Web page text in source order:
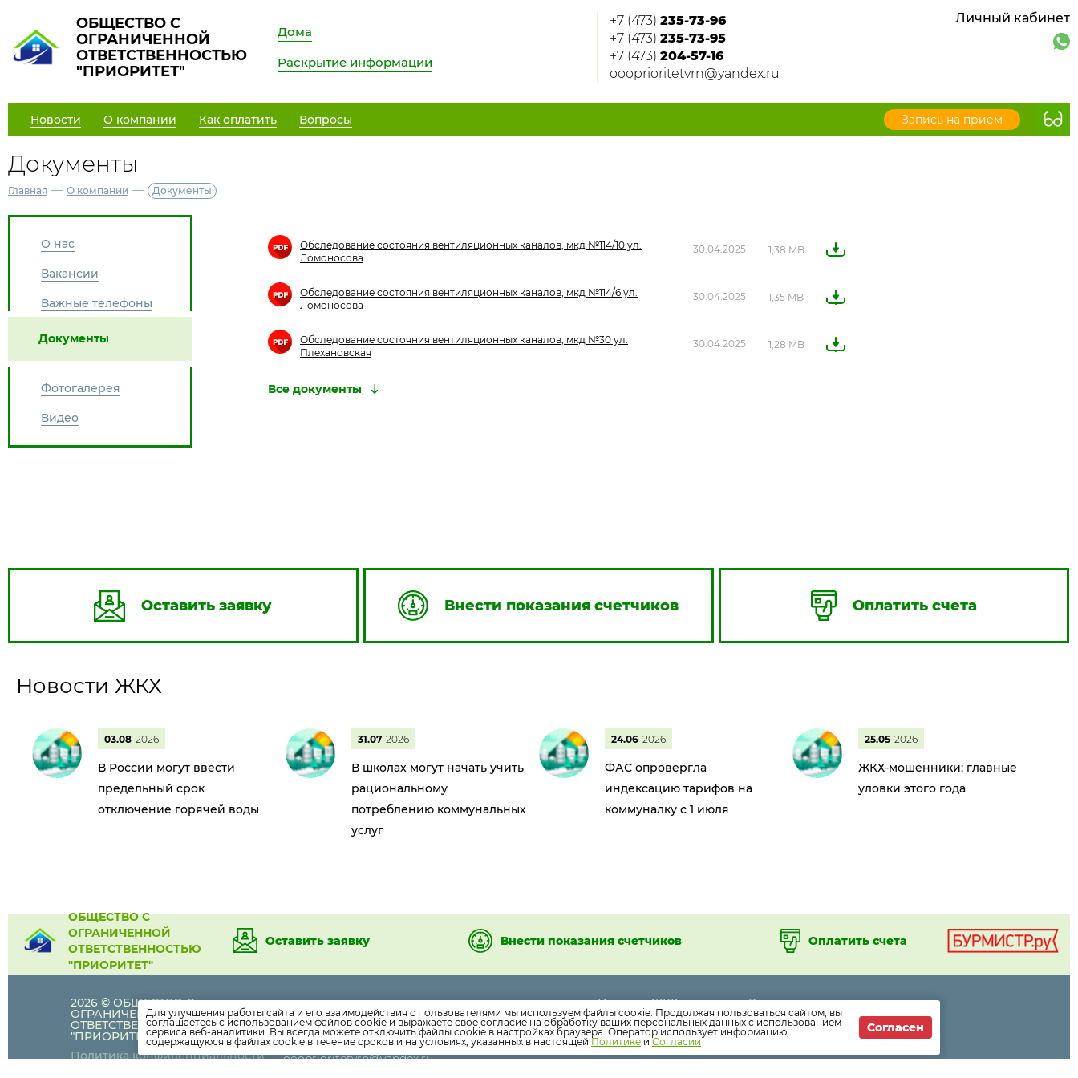
ОБЩЕСТВО С
ОГРАНИЧЕННОЙ
ОТВЕТСТВЕННОСТЬЮ
"ПРИОРИТЕТ"
Дома
Раскрытие информации
+7 (473) 235-73-96
+7 (473) 235-73-95
+7 (473) 204-57-16
oooprioritetvrn@yandex.ru
Личный кабинет
Новости О компании Как оплатить Вопросы Запись на прием
Документы
Главная — О компании — Документы
О нас
Вакансии
Важные телефоны
Документы
Фотогалерея
Видео
Обследование состояния вентиляционных каналов, мкд №114/10 ул.
Ломоносова
30.04.2025 1,38 MB
Обследование состояния вентиляционных каналов, мкд №114/6 ул.
Ломоносова
30.04.2025 1,35 MB
Обследование состояния вентиляционных каналов, мкд №30 ул.
Плехановская
30.04.2025 1,28 MB
Оставить заявку Внести показания счетчиков Оплатить счета
Новости ЖКХ
03.08 2026
В России могут ввести
предельный срок
отключение горячей воды
31.07 2026
В школах могут начать учить
рациональному
потреблению коммунальных
услуг
24.06 2026
ФАС опровергла
индексацию тарифов на
коммуналку с 1 июля
25.05 2026
ЖКХ-мошенники: главные
уловки этого года
ОБЩЕСТВО С
ОГРАНИЧЕННОЙ
ОТВЕТСТВЕННОСТЬЮ
"ПРИОРИТЕТ"
Оставить заявку Внести показания счетчиков Оплатить счета
2026 © ОБЩЕСТВО С
ОГРАНИЧЕННОЙ
ОТВЕТСТВЕННОСТЬЮ
"ПРИОРИТЕТ"
Политика конфиденциальности
235-73-96
+7 (473)235-73-95
+7 (473)204-57-16
oooprioritetvrn@yandex.ru
Бухгалтер
Диспетчерская
Новости ЖКХ
Новости компании
Как оплатить
Дома
Раскрытие информации
Вопросы
Для улучшения работы сайта и его взаимодействия с пользователями мы используем файлы cookie. Продолжая пользоваться сайтом, вы
соглашаетесь с использованием файлов cookie и выражаете своё согласие на обработку ваших персональных данных с использованием
сервиса веб-аналитики. Вы всегда можете отключить файлы cookie в настройках браузера. Оператор использует информацию,
содержащуюся в файлах cookie в течение сроков и на условиях, указанных в настоящей Политике и Согласии
Согласен